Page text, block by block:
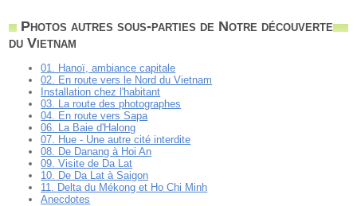
Photos autres sous-parties de Notre découverte
du Vietnam
01. Hanoï, ambiance capitale
02. En route vers le Nord du Vietnam
Installation chez l'habitant
03. La route des photographes
04. En route vers Sapa
06. La Baie d'Halong
07. Hue - Une autre cité interdite
08. De Danang à Hoi An
09. Visite de Da Lat
10. De Da Lat à Saigon
11. Delta du Mékong et Ho Chi Minh
Anecdotes